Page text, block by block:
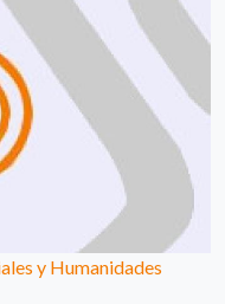
y Humanidades